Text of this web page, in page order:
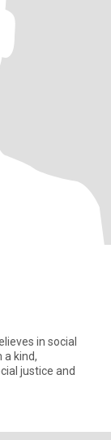
in social
a kind,
justice and